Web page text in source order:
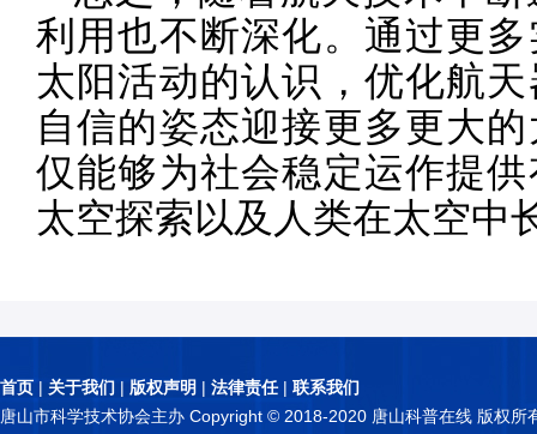
利用也不断深化。通过更
太阳活动的认识，优化航
自信的姿态迎接更多更大
仅能够为社会稳定运作提
太空探索以及人类在太空中
首页 | 关于我们 | 版权声明 | 法律责任| 联系我们
唐山市科学技术协会主办 Copyright © 2018-2020 唐山科普在线 版权所